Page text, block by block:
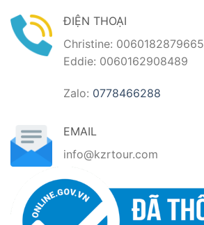
ĐIỆN THOẠI
Christine: 0060182879665
Eddie: 0060162908489
Zalo: 0778466288
EMAIL
info@kzrtour.com